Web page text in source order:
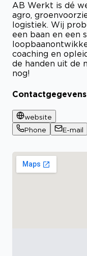
AB Werkt is dé
agro,
logistiek. Wij
een baan en een
coaching en
de handen uit de
nog!
Contactgegevens
website
Phone
E-mail